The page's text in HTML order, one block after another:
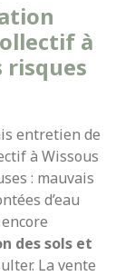
à
risques
entretien de
à Wissous
: mauvais
d’eau
des sols et
La vente